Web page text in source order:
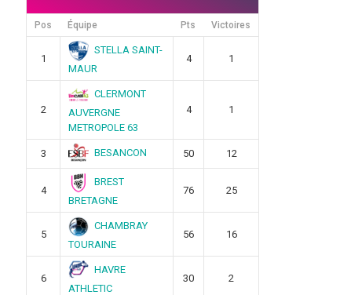
Pos Équipe Pts Victoires
1
STELLA SAINT-
MAUR
4 1
2
CLERMONT
AUVERGNE
METROPOLE 63
4 1
3 BESANCON 50 12
4
BREST
BRETAGNE
76 25
5
CHAMBRAY
TOURAINE
56 16
6
HAVRE
ATHLETIC
30 2